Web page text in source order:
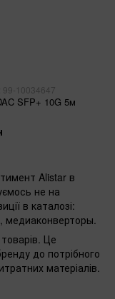
99-10034647
SFP+ 10G 5м
Alistar в
не на
в каталозі:
медиаконверторы.
Це
до потрібного
матеріалів.